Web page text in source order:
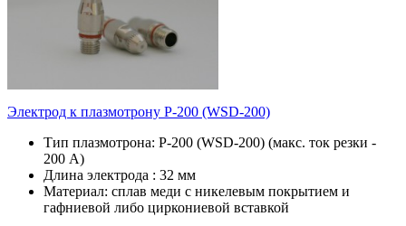
Электрод к плазмотрону P-200 (WSD-200)
Тип плазмотрона: P-200 (WSD-200) (макс. ток резки -
200 А)
Длина электрода : 32 мм
Материал: сплав меди с никелевым покрытием и
гафниевой либо циркониевой вставкой